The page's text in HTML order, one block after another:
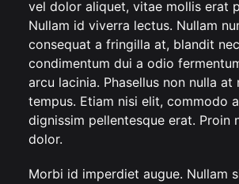
vel dolor aliquet, vitae mollis erat
Nullam id viverra lectus. Nullam
consequat a fringilla at, blandit
condimentum dui a odio
arcu lacinia. Phasellus non nulla at
tempus. Etiam nisi elit, commodo
dignissim pellentesque erat. Proin
dolor.
Morbi id imperdiet augue. Nullam